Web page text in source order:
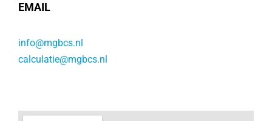
EMAIL
info@mgbcs.nl
calculatie@mgbcs.nl